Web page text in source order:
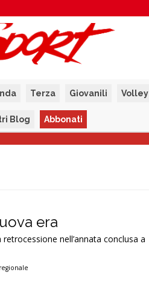
Terza Giovanili Volley
Blog Abbonati
era
nell’annata conclusa a